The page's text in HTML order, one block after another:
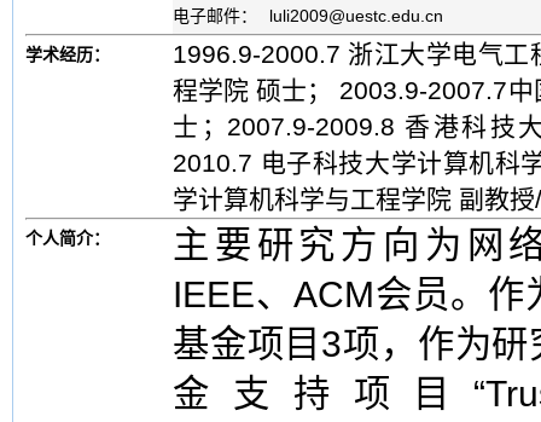
电子邮件：
luli2009@uestc.edu.cn
学术经历：
1996.9-2000.7 浙江大学电气
程学院 硕士； 2003.9-2007.7
士；2007.9-2009.8 香港科技
2010.7 电子科技大学计算机科
学计算机科学与工程学院 副教
个人简介：
主要研究方向为网
IEEE、ACM会员。
基金项目3项，作为
金支持项目